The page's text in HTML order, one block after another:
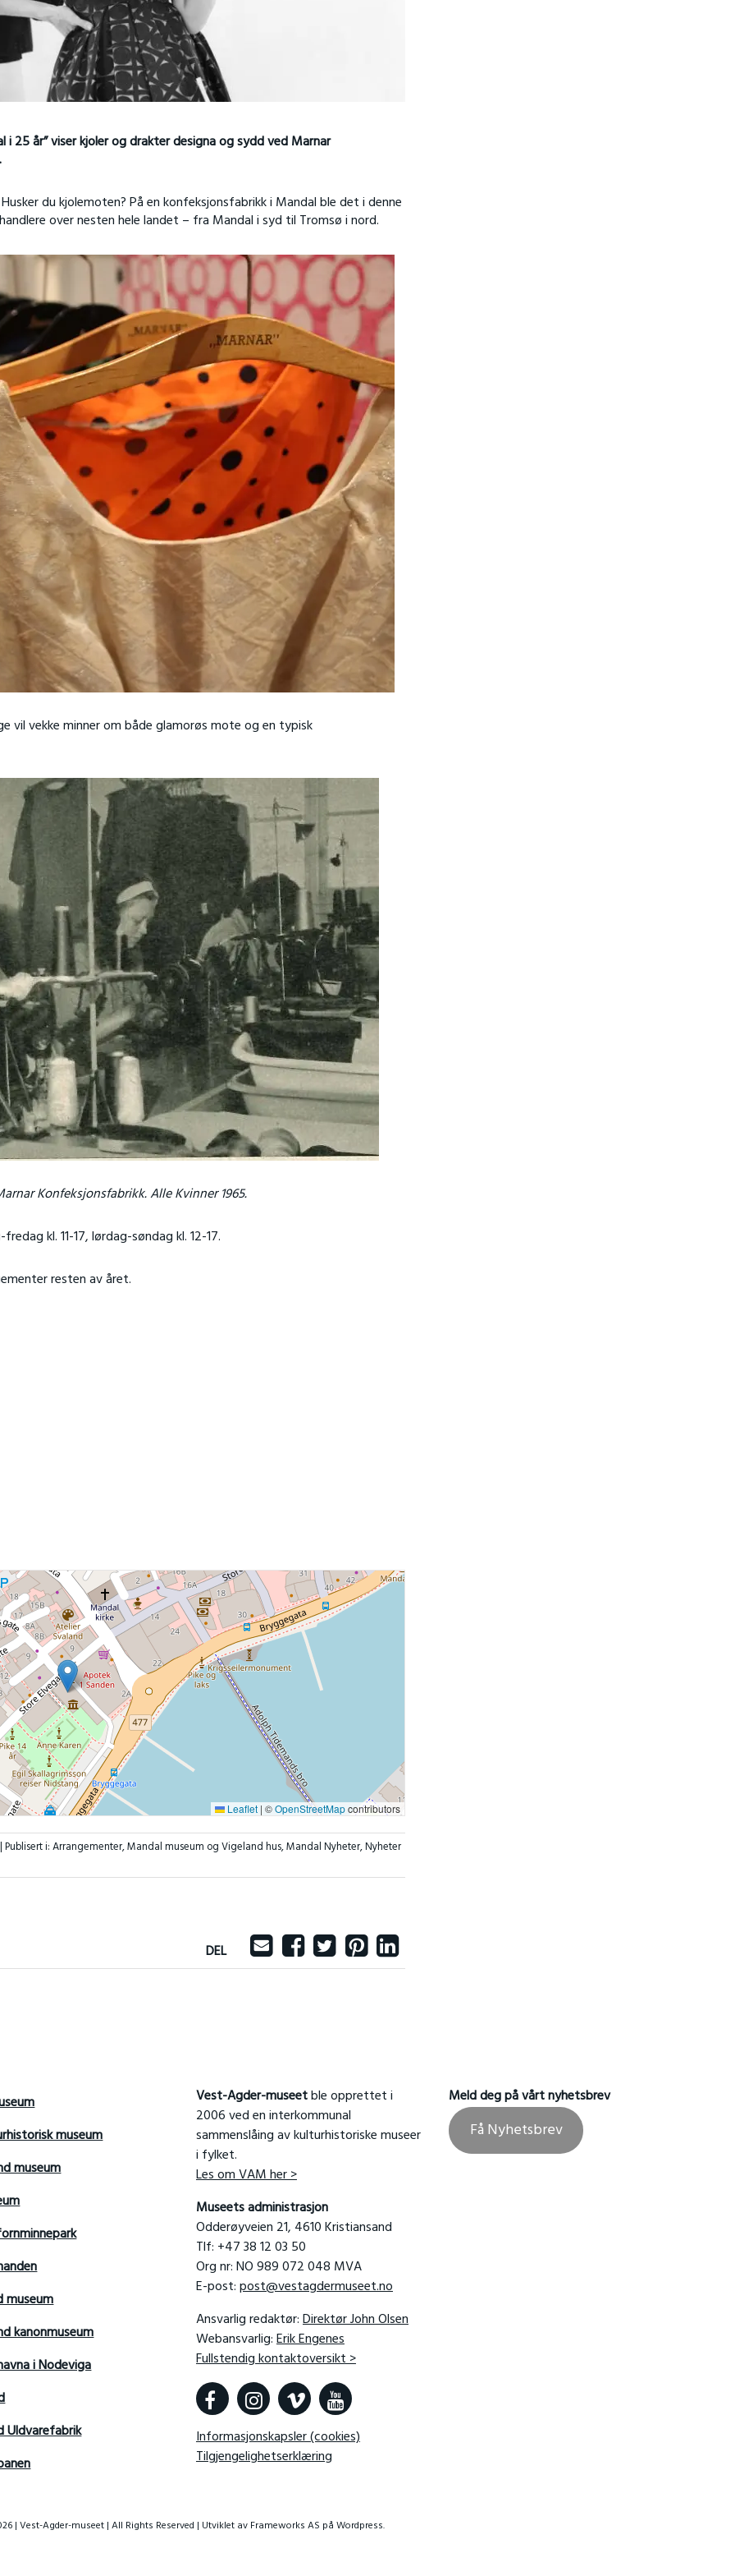
25 år” viser kjoler og drakter designa og sydd ved Marnar
du kjolemoten? På en konfeksjonsfabrikk i Mandal ble det i denne
over nesten hele landet – fra Mandal i syd til Tromsø i nord.
vil vekke minner om både glamorøs mote og en typisk
Konfeksjonsfabrikk. Alle Kvinner 1965.
kl. 11-17, lørdag-søndag kl. 12-17.
resten av året.
Leaflet | ©OpenStreetMapcontributors
Publisert i:Arrangementer,Mandal museum og Vigeland hus,Mandal Nyheter,Nyheter
DEL
museum
museum
museum
kanonmuseum
i Nodeviga
Uldvarefabrik
Vest-Agder-museetble opprettet i
2006 ved en interkommunal
sammenslåing av kulturhistoriske museer
i fylket.
Les om VAM her >
Museets administrasjon
Odderøyveien 21, 4610 Kristiansand
Tlf: +47 38 12 03 50
Org nr: NO 989 072 048 MVA
E-post:post@vestagdermuseet.no
Ansvarlig redaktør:Direktør John Olsen
Webansvarlig:Erik Engenes
Fullstendig kontaktoversikt >
Informasjonskapsler (cookies)
Tilgjengelighetserklæring
Meld deg på vårt nyhetsbrev
Få Nyhetsbrev
| Vest-Agder-museet | All Rights Reserved | Utviklet av Frameworks AS på Wordpress.